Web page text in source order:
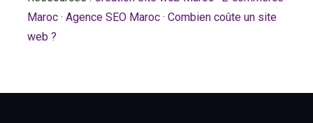
Maroc · Agence SEO Maroc · Combien coûte un site
web ?